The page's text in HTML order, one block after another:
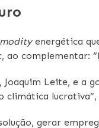
energética
ao complementar:
Leite, e a
climática
gerar